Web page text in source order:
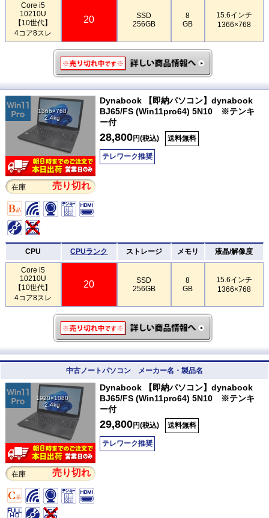
Core i5
10210U
【10世代】
4コア8スレ
20
SSD
256GB
8
GB
15.6インチ
1366×768
1366×768
2.4kg
在庫 売り切れ
Dynabook 【即納パソコン】dynabook
BJ65/FS (Win11pro64) 5N10 ※テンキ
ー付
28,800円(税込) 送料無料
テレワーク推奨
CPU CPUランク ストレージ メモリ 液晶/解像度
Core i5
10210U
【10世代】
4コア8スレ
20
SSD
256GB
8
GB
15.6インチ
1366×768
中古ノートパソコン メーカー名・製品名
1920×1080
2.4kg
在庫 売り切れ
Dynabook 【即納パソコン】dynabook
BJ65/FS (Win11pro64) 5N10 ※テンキ
ー付
29,800円(税込) 送料無料
テレワーク推奨